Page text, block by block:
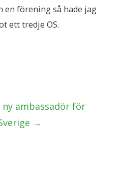
en förening så hade jag
ett tredje OS.
ny ambassadör för
→